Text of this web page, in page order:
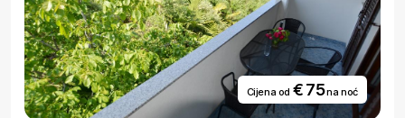
Cijena od € 75na noć